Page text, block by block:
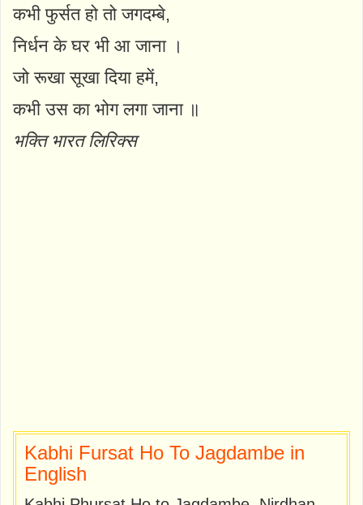
कभी फुर्सत हो तो जगदम्बे,
निर्धन के घर भी आ जाना ।
जो रूखा सूखा दिया हमें,
कभी उस का भोग लगा जाना ॥
भक्ति भारत लिरिक्स
Kabhi Fursat Ho To Jagdambe in
English